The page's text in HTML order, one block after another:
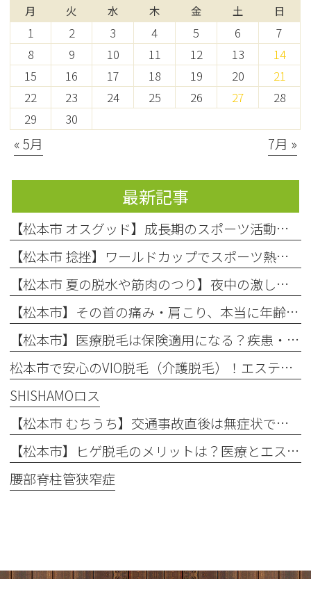
月 火 水 木 金 土 日
1 2 3 4 5 6
7
8
9 10 11 12 13
14
15
16 17 18 19 20
21
22
23 24 25 26 27
28
29
30
« 5月 7月 »
最新記事
【松本市 オスグッド】成長期のスポーツ活動で起こりやすい膝の痛み「オスグッド・シュラッター病」の原因と対処法
【松本市 捻挫】ワールドカップでスポーツ熱上昇中！お子様の「捻挫」にご注意を
【松本市 夏の脱水や筋肉のつり】夜中の激しい痛み…それ、夏の「隠れ脱水」が原因かもしれません！
【松本市】その首の痛み・肩こり、本当に年齢のせい？知っておきたい「首の危険信号」
【松本市】医療脱毛は保険適用になる？疾患・肌荒れに悩む方へ整形外科での脱毛を徹底解説！
松本市で安心のVIO脱毛（介護脱毛）！エステとの違いや回数を解説
SHISHAMOロス
【松本市 むちうち】交通事故直後は無症状でも要注意！後遺症を防ぐ早期受診と自賠責保険のポイント
【松本市】ヒゲ脱毛のメリットは？医療とエステの違いや「値段・回数・痛み」を徹底解説
腰部脊柱管狭窄症